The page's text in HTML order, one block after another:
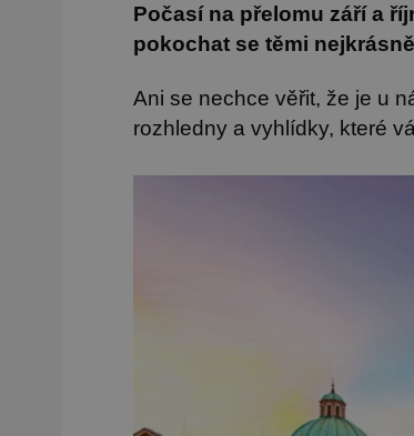
Počasí na přelomu září a
pokochat se těmi
Ani se nechce věřit, že je u
rozhledny a vyhlídky, které